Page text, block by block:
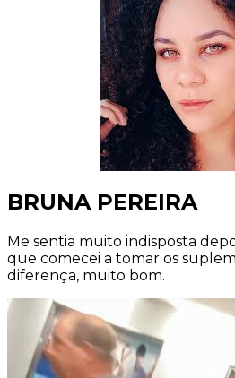
BRUNA PEREIRA
Me sentia muito indisposta
que comecei a tomar os
diferença, muito bom.